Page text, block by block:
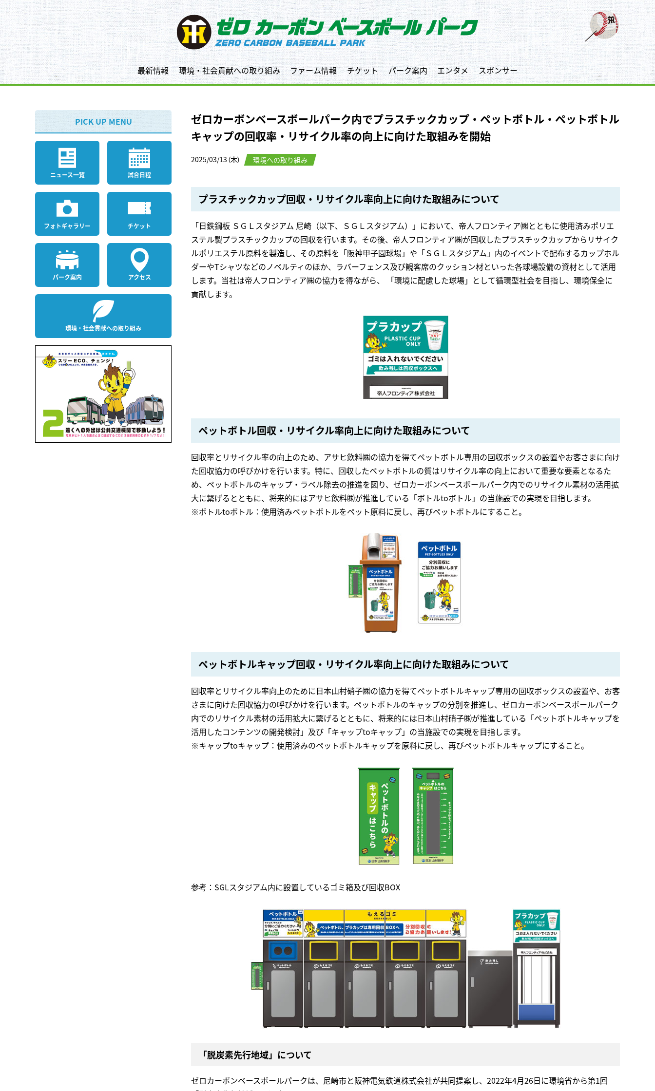
最新情報 環境・社会貢献への取り組み ファーム情報 チケット パーク案内 エンタメ スポンサー
PICK UP MENU
ニュース一覧 試合日程
フォトギャラリー チケット
パーク案内 アクセス
環境・社会貢献への取り組み
ゼロカーボンベースボールパーク内でプラスチックカップ・ペットボトル・ペットボトル
キャップの回収率・リサイクル率の向上に向けた取組みを開始
2025/03/13（木） 環境への取り組み
プラスチックカップ回収・リサイクル率向上に向けた取組みについて
「日鉄鋼板 ＳＧＬスタジアム 尼崎（以下、ＳＧＬスタジアム）」において、帝人フロンティア㈱とともに使用済みポリエ
ステル製プラスチックカップの回収を行います。その後、帝人フロンティア㈱が回収したプラスチックカップからリサイク
ルポリエステル原料を製造し、その原料を「阪神甲子園球場」や「ＳＧＬスタジアム」内のイベントで配布するカップホル
ダーやTシャツなどのノベルティのほか、ラバーフェンス及び観客席のクッション材といった各球場設備の資材として活用
します。当社は帝人フロンティア㈱の協力を得ながら、 「環境に配慮した球場」として循環型社会を目指し、環境保全に
貢献します。
ペットボトル回収・リサイクル率向上に向けた取組みについて
回収率とリサイクル率の向上のため、アサヒ飲料㈱の協力を得てペットボトル専用の回収ボックスの設置やお客さまに向け
た回収協力の呼びかけを行います。特に、回収したペットボトルの質はリサイクル率の向上において重要な要素となるた
め、ペットボトルのキャップ・ラベル除去の推進を図り、ゼロカーボンベースボールパーク内でのリサイクル素材の活用拡
大に繋げるとともに、将来的にはアサヒ飲料㈱が推進している「ボトルtoボトル」の当施設での実現を目指します。
※ボトルtoボトル：使用済みペットボトルをペット原料に戻し、再びペットボトルにすること。
ペットボトルキャップ回収・リサイクル率向上に向けた取組みについて
回収率とリサイクル率向上のために日本山村硝子㈱の協力を得てペットボトルキャップ専用の回収ボックスの設置や、お客
さまに向けた回収協力の呼びかけを行います。ペットボトルのキャップの分別を推進し、ゼロカーボンベースボールパーク
内でのリサイクル素材の活用拡大に繋げるとともに、将来的には日本山村硝子㈱が推進している「ペットボトルキャップを
活用したコンテンツの開発検討」及び「キャップtoキャップ」の当施設での実現を目指します。
※キャップtoキャップ：使用済みのペットボトルキャップを原料に戻し、再びペットボトルキャップにすること。
参考：SGLスタジアム内に設置しているゴミ箱及び回収BOX
「脱炭素先行地域」について
ゼロカーボンベースボールパークは、尼崎市と阪神電気鉄道株式会社が共同提案し、2022年4月26日に環境省から第1回